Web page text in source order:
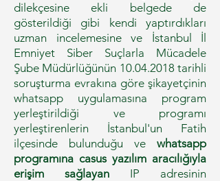
dilekçesine ekli belgede de
gösterildiği gibi kendi yaptırdıkları
uzman incelemesine ve İstanbul İl
Emniyet Siber Suçlarla Mücadele
Şube Müdürlüğünün 10.04.2018tarihli
soruşturma evrakına göre şikayetçinin
whatsapp uygulamasına program
yerleştirildiği ve programı
yerleştirenlerin İstanbul'un Fatih
ilçesinde bulunduğu ve whatsapp
programına casus yazılım aracılığıyla
erişim sağlayan IP adresinin